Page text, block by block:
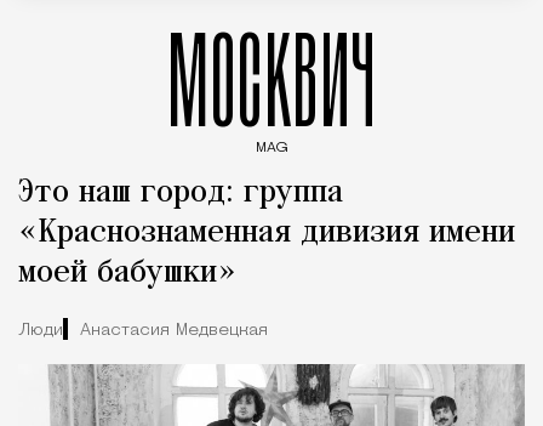
МОСКВИЧ
MAG
Это наш город: группа
«Краснознаменная дивизия имени
моей бабушки»
Люди Анастасия Медвецкая